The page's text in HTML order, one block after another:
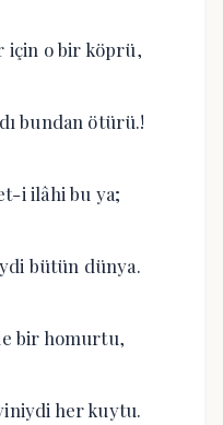
için o bir köprü,
bundan ötürü.!
i ilâhi bu ya;
bütün dünya.
bir homurtu,
her kuytu.